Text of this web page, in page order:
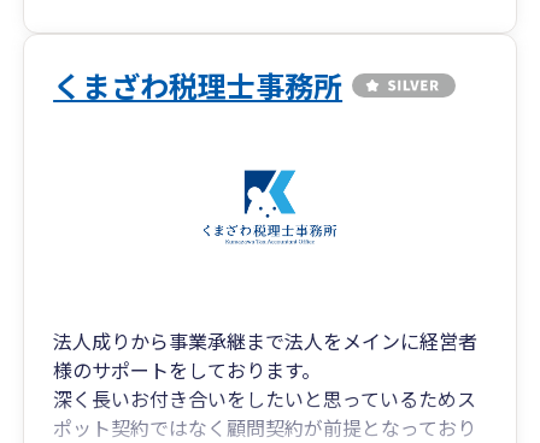
くまざわ税理士事務所
法人成りから事業承継まで法人をメインに経営者
様のサポートをしております。
深く長いお付き合いをしたいと思っているためス
ポット契約ではなく顧問契約が前提となっており